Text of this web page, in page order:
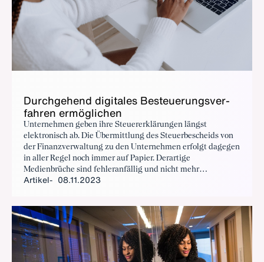
Durch­ge­hend di­gi­ta­les Be­steue­rungs­ver­
fah­ren er­mög­li­chen
Unternehmen geben ihre Steuererklärungen längst
elektronisch ab. Die Übermittlung des Steuerbescheids von
der Finanzverwaltung zu den Unternehmen erfolgt dagegen
in aller Regel noch immer auf Papier. Derartige
Medienbrüche sind fehleranfällig und nicht mehr
zeitgemäß. Ein vollständig digitaler Steuerbescheid führt
Artikel 08.11.2023